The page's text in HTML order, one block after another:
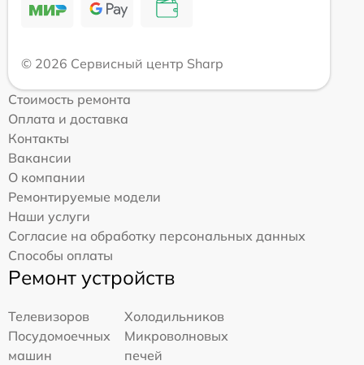
© 2026 Сервисный центр Sharp
Стоимость ремонта
Оплата и доставка
Контакты
Вакансии
О компании
Ремонтируемые модели
Наши услуги
Согласие на обработку персональных данных
Способы оплаты
Ремонт устройств
Телевизоров
Холодильников
Посудомоечных
машин
Микроволновых
печей